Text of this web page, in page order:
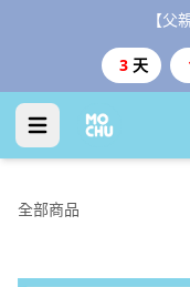
【父
3 天
全部商品